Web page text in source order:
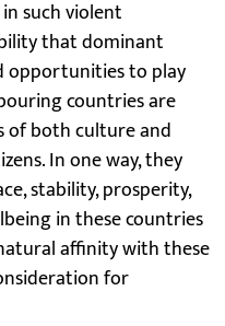
such violent
that dominant
opportunities to play
countries are
of both culture and
In one way, they
stability, prosperity,
in these countries
affinity with these
for